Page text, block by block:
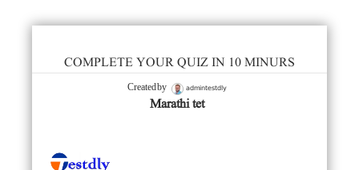
COMPLETE YOUR QUIZ IN 10 MINURS
Created by admintestdly
Marathi tet